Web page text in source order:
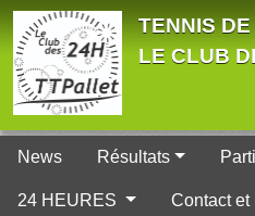
TENNIS
LE CLUB
News Résultats
24 HEURES Contact et
Panneau de gestion des cookies